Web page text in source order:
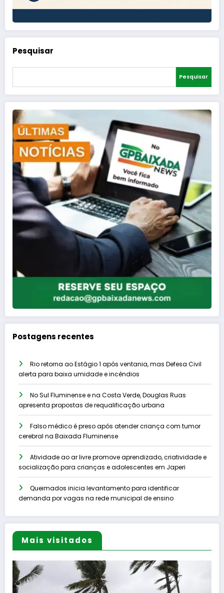
Pesquisar
Pesquisar
Postagens recentes
Rio retorna ao Estágio 1 após ventania, mas Defesa Civil
alerta para baixa umidade e incêndios
No Sul Fluminense e na Costa Verde, Douglas Ruas
apresenta propostas de requalificação urbana
Falso médico é preso após atender criança com tumor
cerebral na Baixada Fluminense
Atividade ao ar livre promove aprendizado, criatividade e
socialização para crianças e adolescentes em Japeri
Queimados inicia levantamento para identificar
demanda por vagas na rede municipal de ensino
Mais visitados